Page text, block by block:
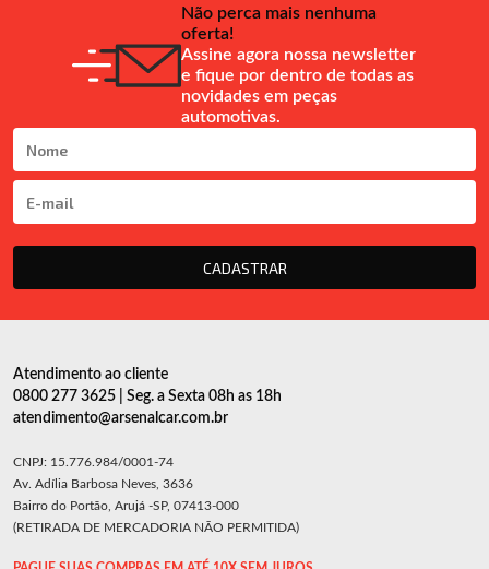
Não perca mais nenhuma
oferta!
Assine agora nossa newsletter
e fique por dentro de todas as
novidades em peças
automotivas.
CADASTRAR
Atendimento ao cliente
0800 277 3625 | Seg. a Sexta 08h as 18h
atendimento@arsenalcar.com.br
CNPJ: 15.776.984/0001-74
Av. Adília Barbosa Neves, 3636
Bairro do Portão, Arujá -SP, 07413-000
(RETIRADA DE MERCADORIA NÃO PERMITIDA)